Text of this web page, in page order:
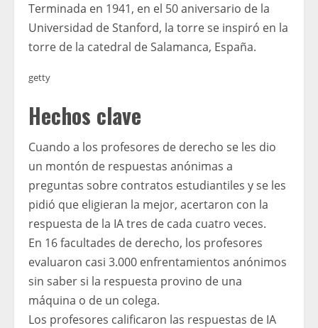
Terminada en 1941, en el 50 aniversario de la
Universidad de Stanford, la torre se inspiró en la
torre de la catedral de Salamanca, España.
getty
Hechos clave
Cuando a los profesores de derecho se les dio
un montón de respuestas anónimas a
preguntas sobre contratos estudiantiles y se les
pidió que eligieran la mejor, acertaron con la
respuesta de la IA tres de cada cuatro veces.
En 16 facultades de derecho, los profesores
evaluaron casi 3.000 enfrentamientos anónimos
sin saber si la respuesta provino de una
máquina o de un colega.
Los profesores calificaron las respuestas de IA